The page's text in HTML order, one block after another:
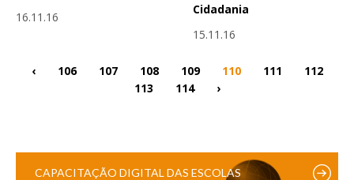
16.11.16
Cidadania
15.11.16
‹ 106 107 108 109 110 111
112
113
114 ›
CAPACITAÇÃO DIGITAL DAS ESCOLAS